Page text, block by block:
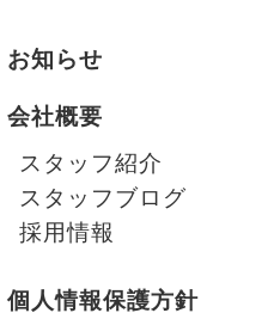
お知らせ
会社概要
スタッフ紹介
スタッフブログ
採用情報
個人情報保護方針